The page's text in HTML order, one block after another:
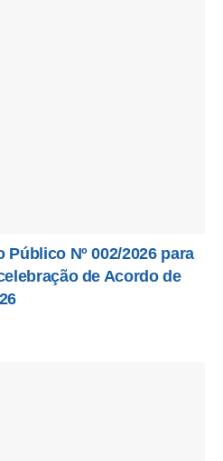
Nº 002/2026 para
de Acordo de